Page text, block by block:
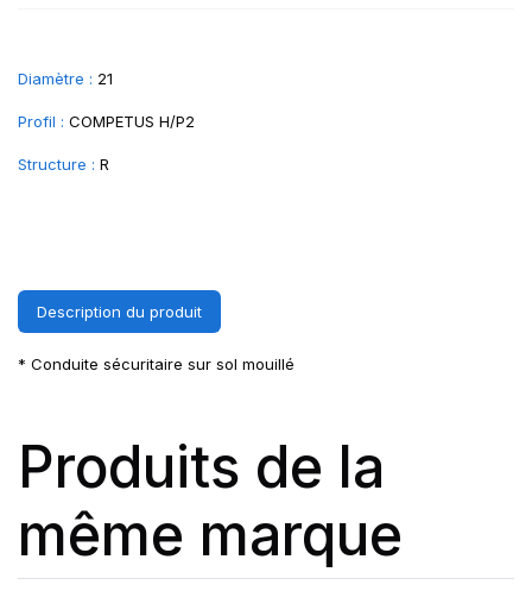
Diamètre : 21
Profil : COMPETUS H/P2
Structure : R
Description du produit
* Conduite sécuritaire sur sol mouillé
Produits de la
même marque